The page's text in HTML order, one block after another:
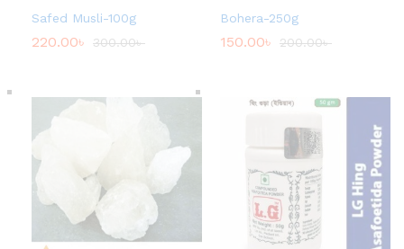
Safed Musli-100g
220.00৳ 300.00৳
Bohera-250g
150.00৳ 200.00৳